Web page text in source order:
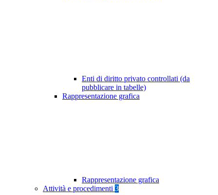
Enti di diritto privato controllati (da
pubblicare in tabelle)
Rappresentazione grafica
Rappresentazione grafica
Attività e procedimenti 3